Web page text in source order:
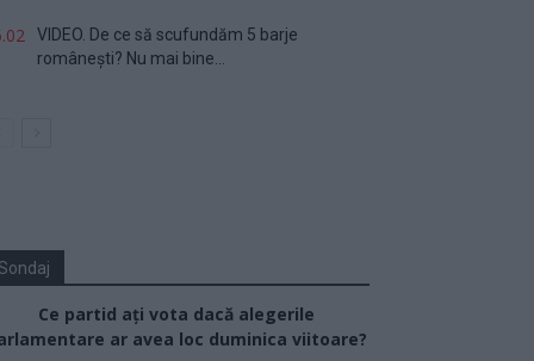
VIDEO. De ce să scufundăm 5 barje
românești? Nu mai bine...
Ce partid ați vota dacă alegerile
ar avea loc duminica viitoare?